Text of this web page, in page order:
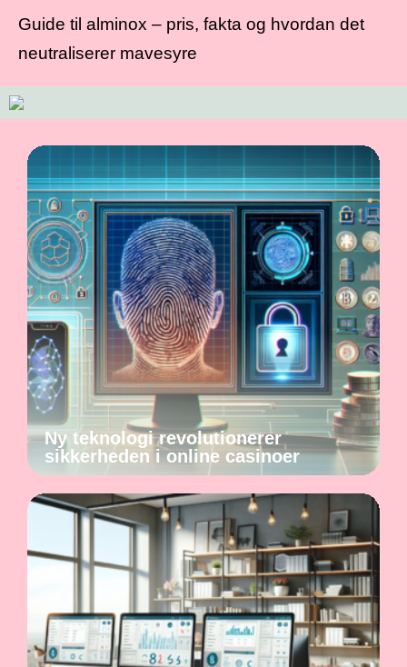
Guide til alminox – pris, fakta og hvordan det
neutraliserer mavesyre
Ny teknologi revolutionerer
sikkerheden i online casinoer